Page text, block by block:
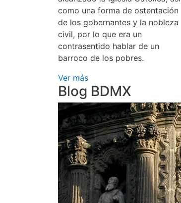
como una forma de ostentación
de los gobernantes y la nobleza
civil, por lo que era un
contrasentido hablar de un
barroco de los pobres.
Ver más
Blog BDMX